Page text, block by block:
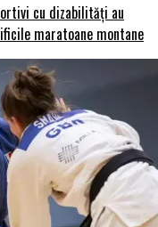
cu dizabilități au
maratoane montane